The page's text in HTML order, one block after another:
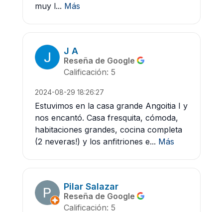
muy l... Más
J A
Reseña de Google
Calificación: 5
2024-08-29 18:26:27
Estuvimos en la casa grande Angoitia I y
nos encantó. Casa fresquita, cómoda,
habitaciones grandes, cocina completa
(2 neveras!) y los anfitriones e... Más
Pilar Salazar
Reseña de Google
Calificación: 5